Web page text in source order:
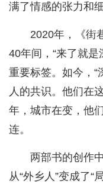
满了情感的张力和
2020年，《街
40年间，“来了就
重要标签。如今，“
人的共识。他们在
年，城市在变，他
连。
两部书的创作
从“外乡人”变成了“